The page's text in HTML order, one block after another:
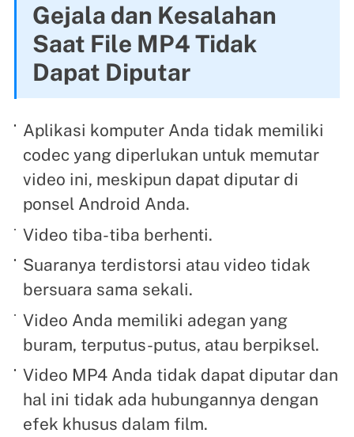
Gejala dan Kesalahan
Saat File MP4 Tidak
Dapat Diputar
Aplikasi komputer Anda tidak memiliki
codec yang diperlukan untuk memutar
video ini, meskipun dapat diputar di
ponsel Android Anda.
Video tiba-tiba berhenti.
Suaranya terdistorsi atau video tidak
bersuara sama sekali.
Video Anda memiliki adegan yang
buram, terputus-putus, atau berpiksel.
Video MP4 Anda tidak dapat diputar dan
hal ini tidak ada hubungannya dengan
efek khusus dalam film.